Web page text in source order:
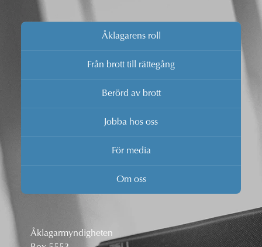
Åklagarens roll
Från brott till rättegång
Berörd av brott
Jobba hos oss
För media
Om oss
Åklagarmyndigheten